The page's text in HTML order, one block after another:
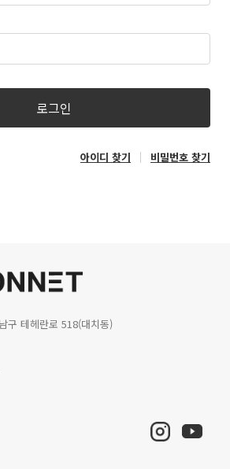
로그인
아이디 찾기 비밀번호 찾기
구 테헤란로 518(대치동)